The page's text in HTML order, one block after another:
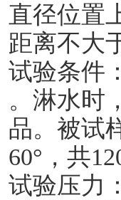
直径位置
距离不大
试验条件
。 淋水时
品。 被试
60°，共
试验压力